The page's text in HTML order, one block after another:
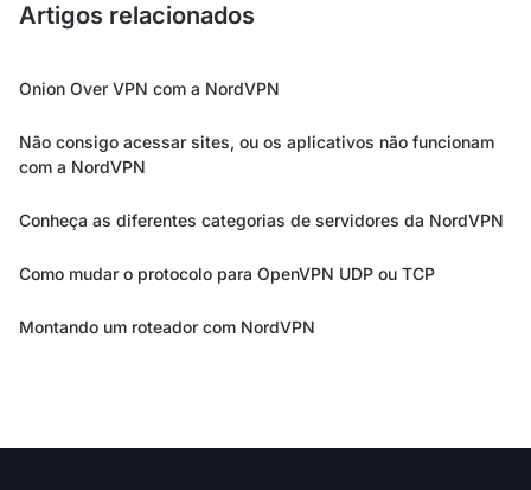
Artigos relacionados
Onion Over VPN com a NordVPN
Não consigo acessar sites, ou os aplicativos não funcionam
com a NordVPN
Conheça as diferentes categorias de servidores da NordVPN
Como mudar o protocolo para OpenVPN UDP ou TCP
Montando um roteador com NordVPN